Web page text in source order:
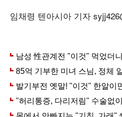
임채령 텐아시아 기자